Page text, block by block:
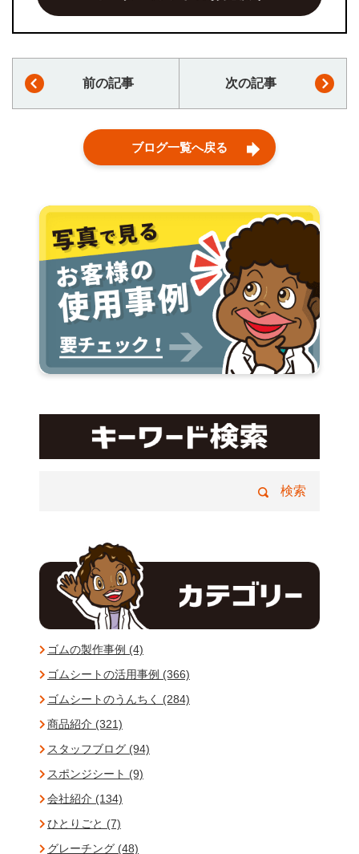
前の記事 次の記事
ブログ一覧へ戻る
ゴムの製作事例 (4)
ゴムシートの活用事例 (366)
ゴムシートのうんちく (284)
商品紹介 (321)
スタッフブログ (94)
スポンジシート (9)
会社紹介 (134)
ひとりごと (7)
グレーチング (48)